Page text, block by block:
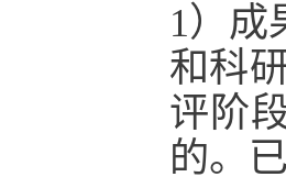
1）成
和科
评阶
的。